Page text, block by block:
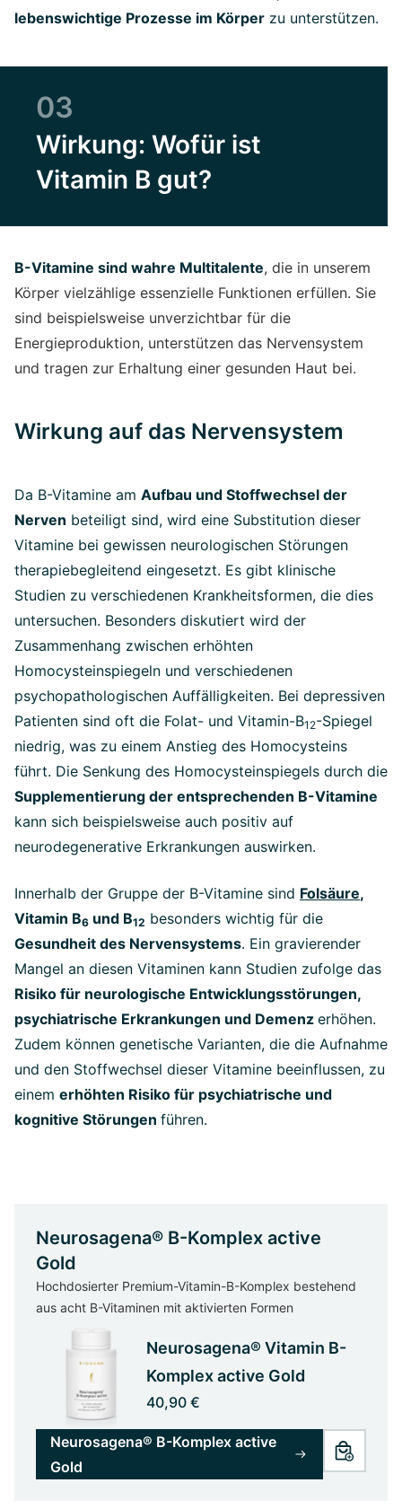
lebenswichtige Prozesse im Körper zu unterstützen.
03
Wirkung: Wofür ist
Vitamin B gut?
B-Vitamine sind wahre Multitalente, die in unserem
Körper vielzählige essenzielle Funktionen erfüllen. Sie
sind beispielsweise unverzichtbar für die
Energieproduktion, unterstützen das Nervensystem
und tragen zur Erhaltung einer gesunden Haut bei.
Wirkung auf das Nervensystem
Da B-Vitamine am Aufbau und Stoffwechsel der
Nerven beteiligt sind, wird eine Substitution dieser
Vitamine bei gewissen neurologischen Störungen
therapiebegleitend eingesetzt. Es gibt klinische
Studien zu verschiedenen Krankheitsformen, die dies
untersuchen. Besonders diskutiert wird der
Zusammenhang zwischen erhöhten
Homocysteinspiegeln und verschiedenen
psychopathologischen Auffälligkeiten. Bei depressiven
Patienten sind oft die Folat- und Vitamin-B12-Spiegel
niedrig, was zu einem Anstieg des Homocysteins
führt. Die Senkung des Homocysteinspiegels durch die
Supplementierung der entsprechenden B-Vitamine
kann sich beispielsweise auch positiv auf
neurodegenerative Erkrankungen auswirken.
Innerhalb der Gruppe der B-Vitamine sind Folsäure,
Vitamin B6 und B12 besonders wichtig für die
Gesundheit des Nervensystems. Ein gravierender
Mangel an diesen Vitaminen kann Studien zufolge das
Risiko für neurologische Entwicklungsstörungen,
psychiatrische Erkrankungen und Demenz erhöhen.
Zudem können genetische Varianten, die die Aufnahme
und den Stoffwechsel dieser Vitamine beeinflussen, zu
einem erhöhten Risiko für psychiatrische und
kognitive Störungen führen.
Neurosagena® B-Komplex active
Gold
Hochdosierter Premium-Vitamin-B-Komplex bestehend
aus acht B-Vitaminen mit aktivierten Formen
Neurosagena® Vitamin B-
Komplex active Gold
40,90 €
Neurosagena® B-Komplex active
Gold